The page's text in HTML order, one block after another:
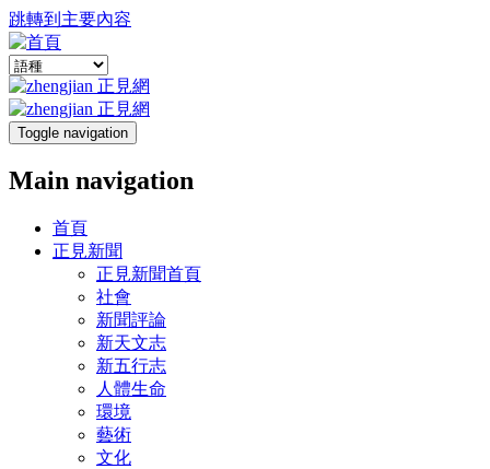
跳轉到主要內容
Toggle navigation
Main navigation
首頁
正見新聞
正見新聞首頁
社會
新聞評論
新天文志
新五行志
人體生命
環境
藝術
文化